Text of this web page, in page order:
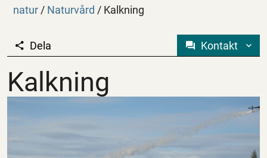
natur / Naturvård / Kalkning
Kalkning
Dela Kontakt
Kalkning